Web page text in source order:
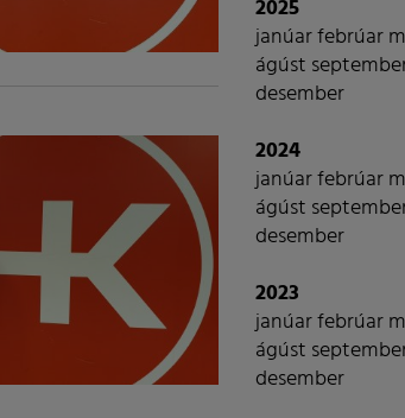
2025
janúarfebrúar
ágúst
desember
2024
janúarfebrúar
ágúst
desember
2023
janúarfebrúar
ágúst
desember